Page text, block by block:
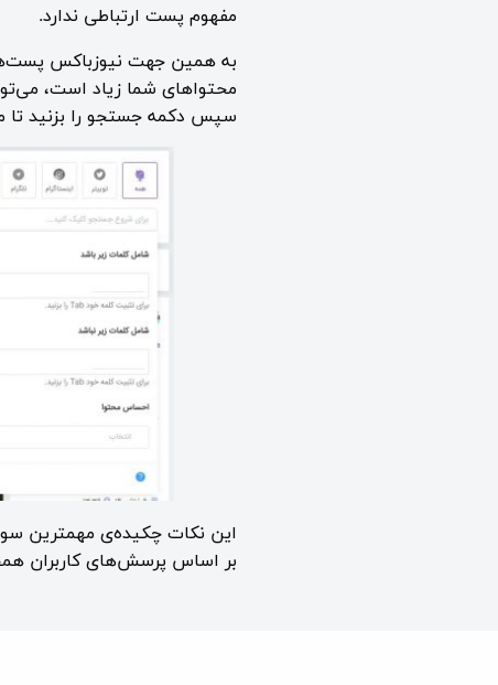
مفهوم پست ارتباطی ندارد.
محتواهای شما زیاد است،
سپس دکمه جستجو را بزنید تا
این نکات چکیده‌ی مهمترین
بر اساس پرسش‌های کاربران